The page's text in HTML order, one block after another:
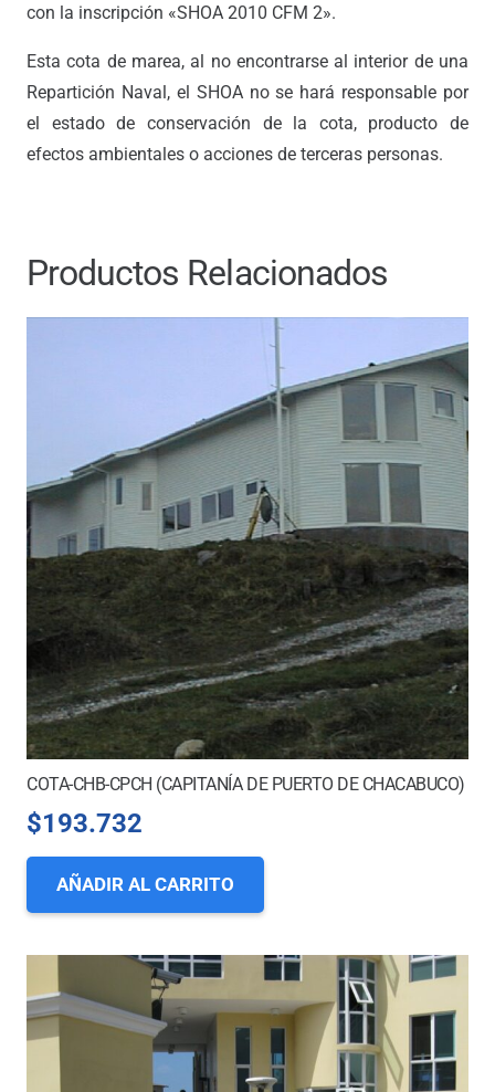
con la inscripción «SHOA 2010 CFM 2».
Esta cota de marea, al no encontrarse al interior de una
Repartición Naval, el SHOA no se hará responsable por
el estado de conservación de la cota, producto de
efectos ambientales o acciones de terceras personas.
Productos Relacionados
COTA-CHB-CPCH (CAPITANÍA DE PUERTO DE CHACABUCO)
$193.732
AÑADIR AL CARRITO